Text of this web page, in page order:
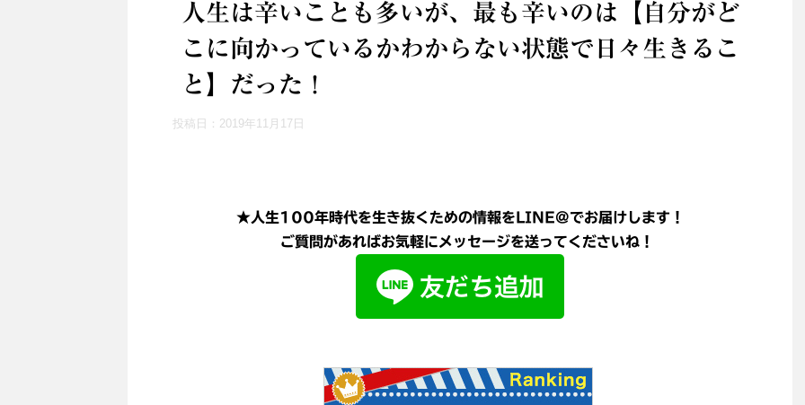
人生は辛いことも多いが、最も辛いのは【自分がど
こに向かっているかわからない状態で日々生きるこ
と】だった！
投稿日： 2019年11月17日
★人生100年時代を生き抜くための情報をLINE@でお届けします！
ご質問があればお気軽にメッセージを送ってくださいね！